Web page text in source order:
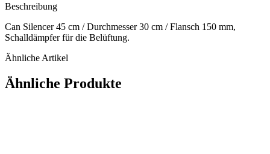
Beschreibung
Can Silencer 45 cm / Durchmesser 30 cm / Flansch 150 mm,
Schalldämpfer für die Belüftung.
Ähnliche Artikel
Ähnliche Produkte